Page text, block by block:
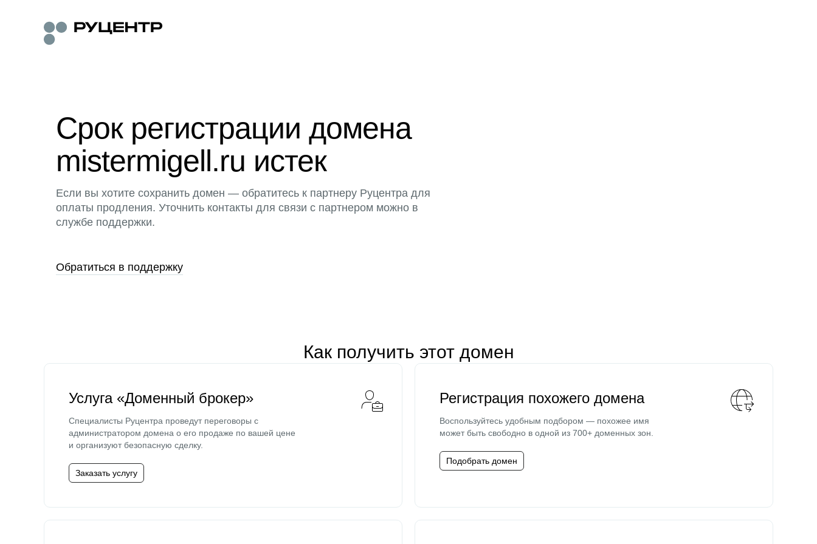
Срок регистрации домена
mistermigell.ru истек
Если вы хотите сохранить домен — обратитесь к партнеру Руцентра для
оплаты продления. Уточнить контакты для связи с партнером можно в
службе поддержки.
Обратиться в поддержку
Как получить этот домен
Услуга «Доменный брокер»
Специалисты Руцентра проведут переговоры с
администратором домена о его продаже по вашей цене
и организуют безопасную сделку.
Заказать услугу
Регистрация похожего домена
Воспользуйтесь удобным подбором — похожее имя
может быть свободно в одной из 700+ доменных зон.
Подобрать домен